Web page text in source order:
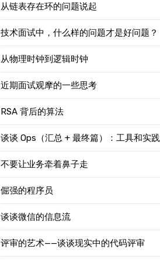
从链表存在环的问题说起
技术面试中，什么样的问题才是好问题？
从物理时钟到逻辑时钟
近期面试观摩的一些思考
RSA 背后的算法
谈谈 Ops（汇总 + 最终篇）：工具和实践
不要让业务牵着鼻子走
倔强的程序员
谈谈微信的信息流
评审的艺术——谈谈现实中的代码评审